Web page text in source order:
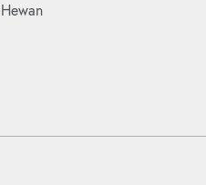
Hewan